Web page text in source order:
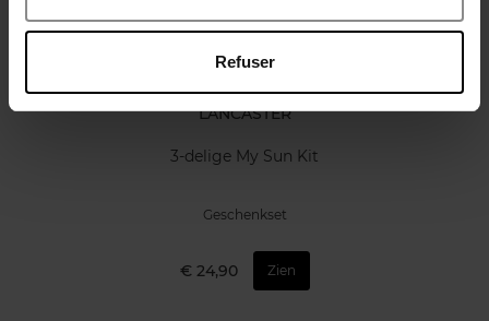
Refuser
LANCASTER
3-delige My Sun Kit
Geschenkset
€ 24,90 Zien